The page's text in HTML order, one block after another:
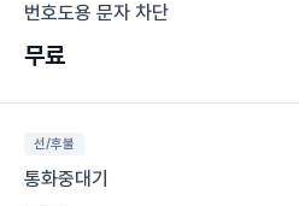
번호도용 문자 차단
무료
선/후불
통화중대기